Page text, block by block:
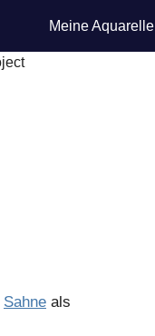
Meine Aquarelle
Sahne als